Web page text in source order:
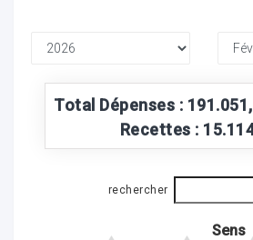
Total Dépenses :
Recettes :
rechercher
Sens